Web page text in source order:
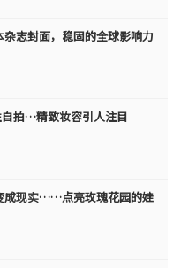
杂志封面，稳固的全球影响力
自拍…精致妆容引人注目
成现实……点亮玫瑰花园的娃